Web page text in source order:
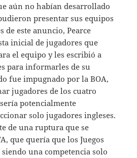
aún no habían desarrollado
presentar sus equipos
de este anuncio, Pearce
inicial de jugadores que
el equipo y les escribió a
para informarles de su
fue impugnado por la BOA,
jugadores de los cuatro
potencialmente
solo jugadores ingleses.
de una ruptura que se
que quería que los Juegos
una competencia solo